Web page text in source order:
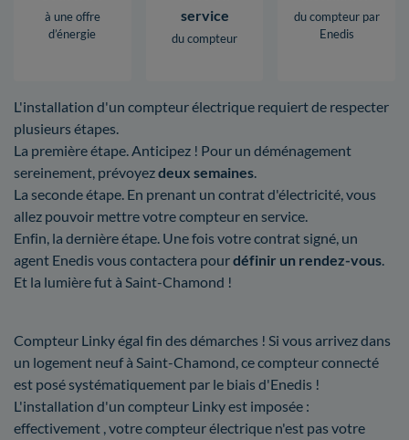
à une offre
d’énergie
service
du compteur
du compteur par
Enedis
L'installation d'un compteur électrique requiert de respecter
plusieurs étapes.
La première étape. Anticipez ! Pour un déménagement
sereinement, prévoyezdeux semaines.
La seconde étape. En prenant un contrat d'électricité, vous
allez pouvoir mettre votre compteur en service.
Enfin, la dernière étape. Une fois votre contrat signé, un
agent Enedis vous contactera pourdéfinir un rendez-vous.
Et la lumière fut à Saint-Chamond !
Compteur Linky égal fin des démarches ! Si vous arrivez dans
un logement neuf à Saint-Chamond, ce compteur connecté
est posé systématiquement par le biais d'Enedis !
L'installation d'un compteur Linky est imposée :
effectivement , votre compteur électrique n'est pas votre